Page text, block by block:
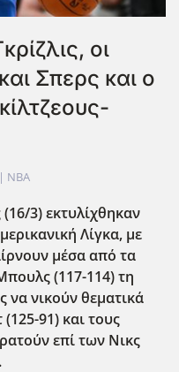
οι
Σπερς και ο
NBA
3) εκτυλίχθηκαν
Λίγκα, με
μέσα από τα
(117-114) τη
να νικούν θεματικά
(125-91) και τους
επί των Νικς